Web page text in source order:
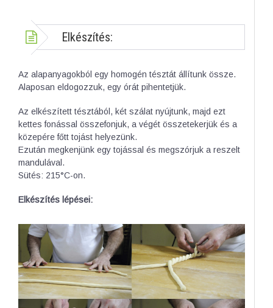
Elkészítés:
Az alapanyagokból egy homogén tésztát állítunk össze.
Alaposan eldogozzuk, egy órát pihentetjük.
Az elkészített tésztából, két szálat nyújtunk, majd ezt
kettes fonással összefonjuk, a végét összetekerjük és a
közepére főtt tojást helyezünk.
Ezután megkenjünk egy tojással és megszórjuk a reszelt
mandulával.
Sütés: 215°C-on.
Elkészítés lépései: